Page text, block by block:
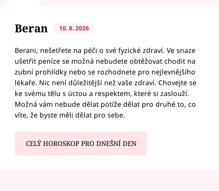
Beran 10. 8. 2026
Berani, nešetřete na péči o své fyzické zdraví. Ve snaze
ušetřit peníze se možná nebudete obtěžovat chodit na
zubní prohlídky nebo se rozhodnete pro nejlevnějšího
lékaře. Nic není důležitější než vaše zdraví. Chovejte se
ke svému tělu s úctou a respektem, které si zaslouží.
Možná vám nebude dělat potíže dělat pro druhé to, co
víte, že byste měli dělat pro sebe.
CELÝ HOROSKOP PRO DNEŠNÍ DEN